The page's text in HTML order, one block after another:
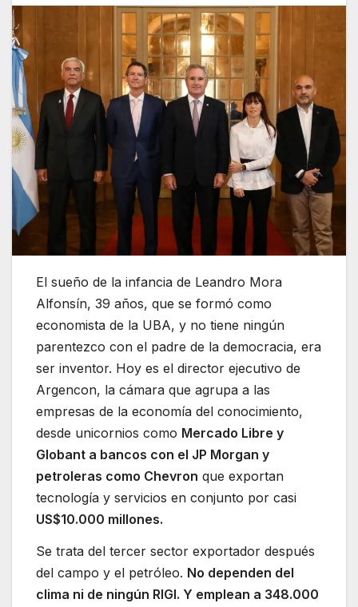
El sueño de la infancia de Leandro Mora
Alfonsín, 39 años, que se formó como
economista de la UBA, y no tiene ningún
parentezco con el padre de la democracia, era
ser inventor. Hoy es el director ejecutivo de
Argencon, la cámara que agrupa a las
empresas de la economía del conocimiento,
desde unicornios como Mercado Libre y
Globant a bancos con el JP Morgan y
petroleras como Chevron que exportan
tecnología y servicios en conjunto por casi
US$10.000 millones.
Se trata del tercer sector exportador después
del campo y el petróleo. No dependen del
clima ni de ningún RIGI. Y emplean a 348.000